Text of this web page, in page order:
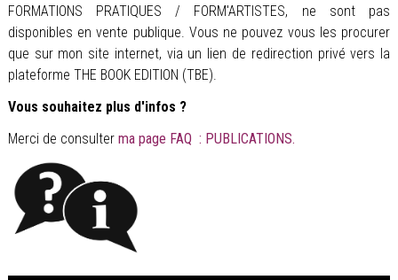
FORMATIONS PRATIQUES / FORM'ARTISTES, ne sont pas
disponibles en vente publique. Vous ne pouvez vous les procurer
que sur mon site internet, via un lien de redirection privé vers la
plateforme THE BOOK EDITION (TBE).
Vous souhaitez plus d'infos ?
Merci de consulter ma page FAQ : PUBLICATIONS.